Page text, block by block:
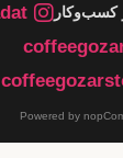
کسب‌وکار
Powered by